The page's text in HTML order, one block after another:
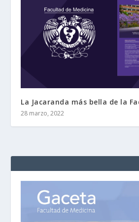
La Jacaranda más bella de la
28 marzo, 2022